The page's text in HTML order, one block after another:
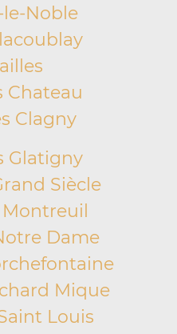
le-Noble
Chateau
Clagny
Glatigny
Siècle
Dame
Mique
Louis